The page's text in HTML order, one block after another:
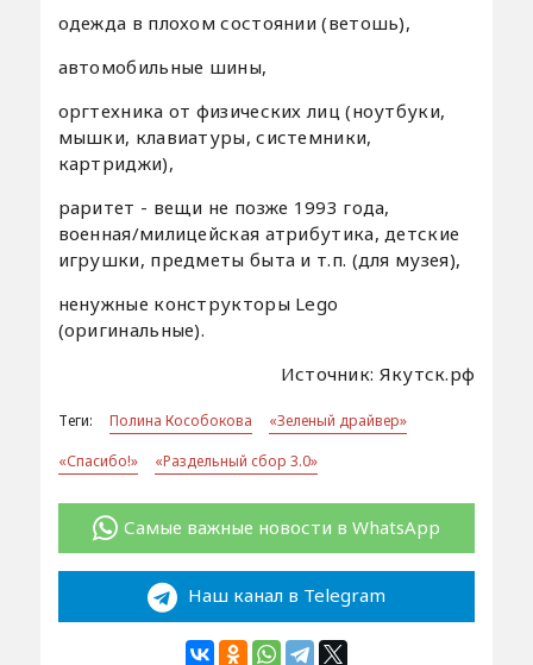
одежда в плохом состоянии (ветошь),
автомобильные шины,
оргтехника от физических лиц (ноутбуки,
мышки, клавиатуры, системники,
картриджи),
раритет - вещи не позже 1993 года,
военная/милицейская атрибутика, детские
игрушки, предметы быта и т.п. (для музея),
ненужные конструкторы Lego
(оригинальные).
Источник: Якутск.рф
Теги: Полина Кособокова
«Зеленый драйвер»
«Спасибо!»
«Раздельный сбор 3.0»
Самые важные новости в WhatsApp
Наш канал в Telegram